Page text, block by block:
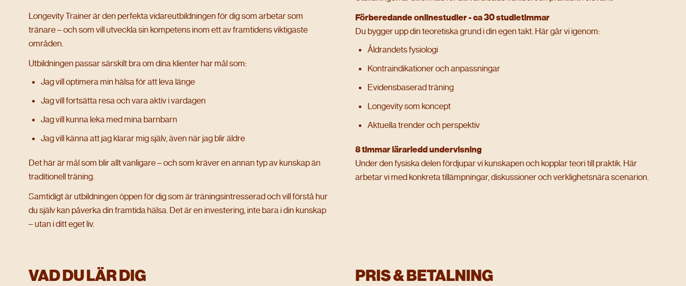
Longevity Trainer är den perfekta vidareutbildningen för dig som arbetar som
tränare – och som vill utveckla sin kompetens inom ett av framtidens viktigaste
områden.
Utbildningen passar särskilt bra om dina klienter har mål som:
Jag vill optimera min hälsa för att leva länge
Jag vill fortsätta resa och vara aktiv i vardagen
Jag vill kunna leka med mina barnbarn
Jag vill känna att jag klarar mig själv, även när jag blir äldre
Det här är mål som blir allt vanligare – och som kräver en annan typ av kunskap än
traditionell träning.
Samtidigt är utbildningen öppen för dig som är träningsintresserad och vill förstå hur
du själv kan påverka din framtida hälsa. Det är en investering, inte bara i din kunskap
– utan i ditt eget liv.
Förberedande onlinestudier - ca 30 studietimmar
Du bygger upp din teoretiska grund i din egen takt. Här går vi igenom:
Åldrandets fysiologi
Kontraindikationer och anpassningar
Evidensbaserad träning
Longevity som koncept
Aktuella trender och perspektiv
8 timmar lärarledd undervisning
Under den fysiska delen fördjupar vi kunskapen och kopplar teori till praktik. Här
arbetar vi med konkreta tillämpningar, diskussioner och verklighetsnära scenarion.
VAD DU LÄR DIG PRIS & BETALNING